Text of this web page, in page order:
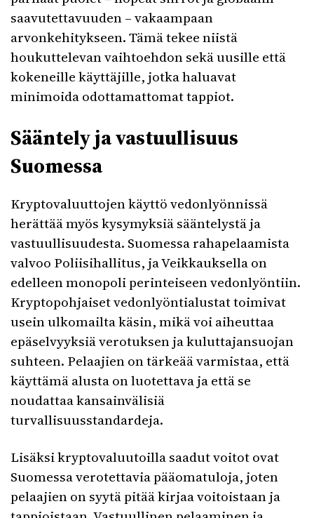
saavutettavuuden – vakaampaan
arvonkehitykseen. Tämä tekee niistä
houkuttelevan vaihtoehdon sekä uusille että
kokeneille käyttäjille, jotka haluavat
minimoida odottamattomat tappiot.
Sääntely ja vastuullisuus
Suomessa
Kryptovaluuttojen käyttö vedonlyönnissä
herättää myös kysymyksiä sääntelystä ja
vastuullisuudesta. Suomessa rahapelaamista
valvoo Poliisihallitus, ja Veikkauksella on
edelleen monopoli perinteiseen vedonlyöntiin.
Kryptopohjaiset vedonlyöntialustat toimivat
usein ulkomailta käsin, mikä voi aiheuttaa
epäselvyyksiä verotuksen ja kuluttajansuojan
suhteen. Pelaajien on tärkeää varmistaa, että
käyttämä alusta on luotettava ja että se
noudattaa kansainvälisiä
turvallisuusstandardeja.
Lisäksi kryptovaluutoilla saadut voitot ovat
Suomessa verotettavia pääomatuloja, joten
pelaajien on syytä pitää kirjaa voitoistaan ja